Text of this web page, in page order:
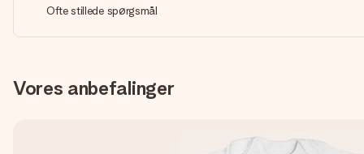
Ofte stillede spørgsmål
Vores anbefalinger